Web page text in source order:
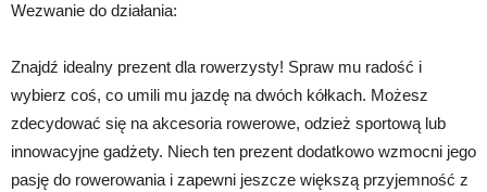
Wezwanie do działania:
Znajdź idealny prezent dla rowerzysty! Spraw mu radość i
wybierz coś, co umili mu jazdę na dwóch kółkach. Możesz
zdecydować się na akcesoria rowerowe, odzież sportową lub
innowacyjne gadżety. Niech ten prezent dodatkowo wzmocni jego
pasję do rowerowania i zapewni jeszcze większą przyjemność z